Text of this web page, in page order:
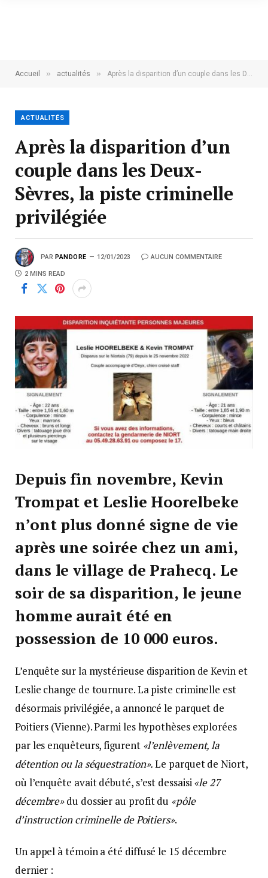
Accueil » actualités » Après la disparition d’un couple dans les Deux-Sèvres, la piste criminelle privilégiée
ACTUALITÉS
Après la disparition d’un
couple dans les Deux-
Sèvres, la piste criminelle
privilégiée
PAR PANDORE 12/01/2023 AUCUN COMMENTAIRE
2 MINS READ
Depuis fin novembre, Kevin
Trompat et Leslie Hoorelbeke
n’ont plus donné signe de vie
après une soirée chez un ami,
dans le village de Prahecq. Le
soir de sa disparition, le jeune
homme aurait été en
possession de 10 000 euros.
L’enquête sur la mystérieuse disparition de Kevin et
Leslie change de tournure. La piste criminelle est
désormais privilégiée, a annoncé le parquet de
Poitiers (Vienne). Parmi les hypothèses explorées
par les enquêteurs, figurent «l’enlèvement, la
détention ou la séquestration».Le parquet de Niort,
où l’enquête avait débuté, s’est dessaisi«le 27
décembre»du dossier au profit du «pôle
d’instruction criminelle de Poitiers».
Un appel à témoin a été diffusé le 15 décembre
dernier :